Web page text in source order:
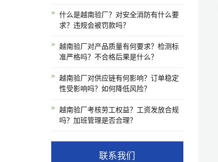
什么是越南验厂？对安全消防有什么要
求？违规会被罚款吗？
越南验厂对产品质量有何要求？检测标
准严格吗？不合格后果是什么？
越南验厂对供应链有何影响？订单稳定
性受影响吗？如何降低风险？
越南验厂考核劳工权益？工资发放合规
吗？加班管理是否合理？
联系我们